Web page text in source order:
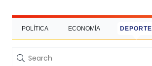
POLÍTICA ECONOMÍA DEPORTE